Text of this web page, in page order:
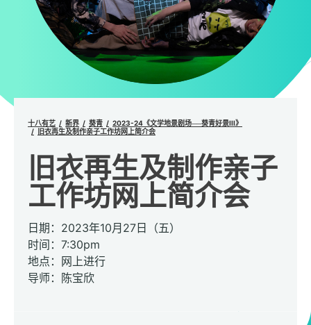
十八有艺 新界 葵青
2023-24《文学地景剧场──葵青好景III》
旧衣再生及制作亲子工作坊网上简介会
旧衣再生及制作亲子
工作坊网上简介会
日期：2023年10月27日（五）
时间：7:30pm
地点：网上进行
导师：陈宝欣